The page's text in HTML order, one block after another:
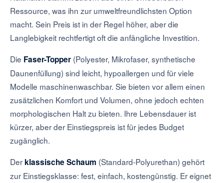
Ressource, was ihn zur umweltfreundlichsten Option
macht. Sein Preis ist in der Regel höher, aber die
Langlebigkeit rechtfertigt oft die anfängliche Investition.
Die Faser-Topper (Polyester, Mikrofaser, synthetische
Daunenfüllung) sind leicht, hypoallergen und für viele
Modelle maschinenwaschbar. Sie bieten vor allem einen
zusätzlichen Komfort und Volumen, ohne jedoch echten
morphologischen Halt zu bieten. Ihre Lebensdauer ist
kürzer, aber der Einstiegspreis ist für jedes Budget
zugänglich.
Der klassische Schaum (Standard-Polyurethan) gehört
zur Einstiegsklasse: fest, einfach, kostengünstig. Er eignet